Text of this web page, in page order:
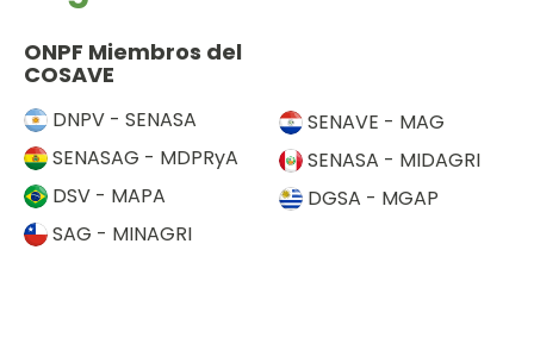
ONPF Miembros del
COSAVE
DNPV - SENASA
SENASAG - MDPRyA
DSV - MAPA
SAG - MINAGRI
SENAVE - MAG
SENASA - MIDAGRI
DGSA - MGAP